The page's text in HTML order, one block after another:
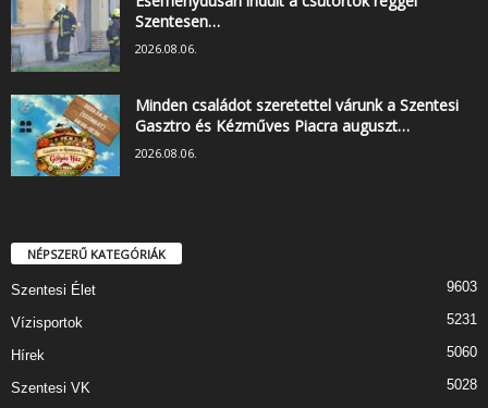
Szentesen…
2026.08.06.
Minden családot szeretettel várunk a Szentesi
Gasztro és Kézműves Piacra auguszt…
2026.08.06.
NÉPSZERŰ KATEGÓRIÁK
Szentesi Élet 9603
Vízisportok 5231
Hírek 5060
Szentesi VK 5028